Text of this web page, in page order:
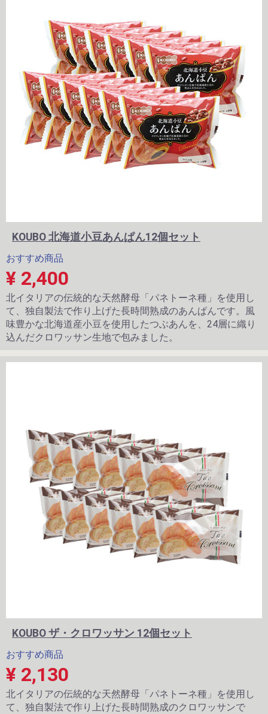
KOUBO 北海道小豆あんぱん12個セット
おすすめ商品
¥ 2,400
北イタリアの伝統的な天然酵母「パネトーネ種」を使用し
て、独自製法で作り上げた長時間熟成のあんぱんです。風
味豊かな北海道産小豆を使用したつぶあんを、24層に織り
込んだクロワッサン生地で包みました。
KOUBO ザ・クロワッサン 12個セット
おすすめ商品
¥ 2,130
北イタリアの伝統的な天然酵母「パネトーネ種」を使用し
て、独自製法で作り上げた長時間熟成のクロワッサンで